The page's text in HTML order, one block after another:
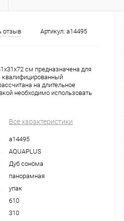
отзыв Артикул: a14495
см предназначена для
квалифицированный
на длительное
необходимо использовать
Все характеристики
a14495
AQUAPLUS
Дуб сонома
панорамная
упак
610
310